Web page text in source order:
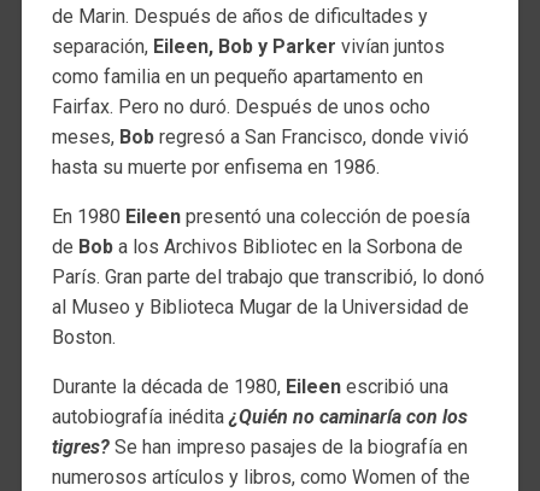
de Marin. Después de años de dificultades y
separación, Eileen, Bob y Parker vivían juntos
como familia en un pequeño apartamento en
Fairfax. Pero no duró. Después de unos ocho
meses,Bobregresó a San Francisco, donde vivió
hasta su muerte por enfisema en 1986.
En 1980 Eileenpresentó una colección de poesía
de Bob a los Archivos Bibliotec en la Sorbona de
París. Gran parte del trabajo que transcribió, lo donó
al Museo y Biblioteca Mugar de la Universidad de
Boston.
Durante la década de 1980, Eileenescribió una
autobiografía inédita¿Quién no caminaría con los
tigres? Se han impreso pasajes de la biografía en
numerosos artículos y libros, como Women of the